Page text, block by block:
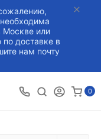
Москве или
доставке в
нам почту
0